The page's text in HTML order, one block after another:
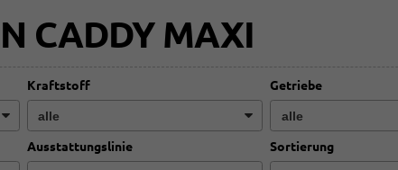
CADDY MAXI
Kraftstoff Getriebe
Ausstattungslinie Sortierung